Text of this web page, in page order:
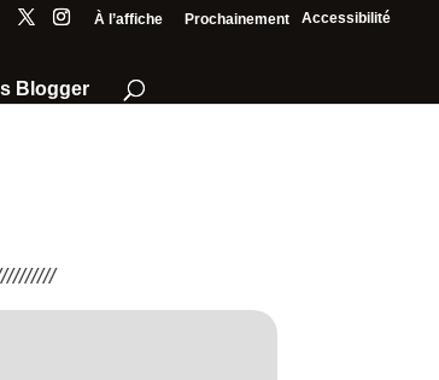
Accessibilité
À l’affiche Prochainement
Blogger